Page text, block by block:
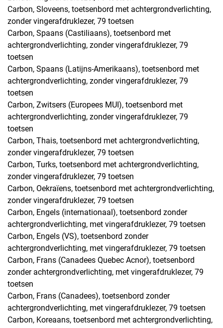
Carbon, Sloveens, toetsenbord met achtergrondverlichting,
zonder vingerafdruklezer, 79 toetsen
Carbon, Spaans (Castiliaans), toetsenbord met
achtergrondverlichting, zonder vingerafdruklezer, 79
toetsen
Carbon, Spaans (Latijns-Amerikaans), toetsenbord met
achtergrondverlichting, zonder vingerafdruklezer, 79
toetsen
Carbon, Zwitsers (Europees MUI), toetsenbord met
achtergrondverlichting, zonder vingerafdruklezer, 79
toetsen
Carbon, Thais, toetsenbord met achtergrondverlichting,
zonder vingerafdruklezer, 79 toetsen
Carbon, Turks, toetsenbord met achtergrondverlichting,
zonder vingerafdruklezer, 79 toetsen
Carbon, Oekraïens, toetsenbord met achtergrondverlichting,
zonder vingerafdruklezer, 79 toetsen
Carbon, Engels (internationaal), toetsenbord zonder
achtergrondverlichting, met vingerafdruklezer, 79 toetsen
Carbon, Engels (VS), toetsenbord zonder
achtergrondverlichting, met vingerafdruklezer, 79 toetsen
Carbon, Frans (Canadees Quebec Acnor), toetsenbord
zonder achtergrondverlichting, met vingerafdruklezer, 79
toetsen
Carbon, Frans (Canadees), toetsenbord zonder
achtergrondverlichting, met vingerafdruklezer, 79 toetsen
Carbon, Koreaans, toetsenbord met achtergrondverlichting,